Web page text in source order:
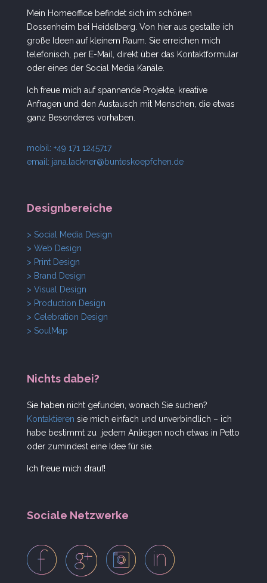
Mein Homeoffice befindet sich im schönen
Dossenheim bei Heidelberg. Von hier aus gestalte ich
große Ideen auf kleinem Raum. Sie erreichen mich
telefonisch, per E-Mail, direkt über das Kontaktformular
oder eines der Social Media Kanäle.
Ich freue mich auf spannende Projekte, kreative
Anfragen und den Austausch mit Menschen, die etwas
ganz Besonderes vorhaben.
mobil: +49 171 1245717
email: jana.lackner@bunteskoepfchen.de
Designbereiche
> Social Media Design
> Web Design
> Print Design
> Brand Design
> Visual Design
> Production Design
> Celebration Design
> SoulMap
Nichts dabei?
Sie haben nicht gefunden, wonach Sie suchen?
Kontaktieren sie mich einfach und unverbindlich – ich
habe bestimmt zu jedem Anliegen noch etwas in Petto
oder zumindest eine Idee für sie.
Ich freue mich drauf!
Sociale Netzwerke